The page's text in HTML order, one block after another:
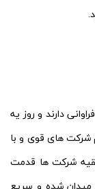
دارند و روز یه
شرکت های قوی و با
شرکت ها قدمت